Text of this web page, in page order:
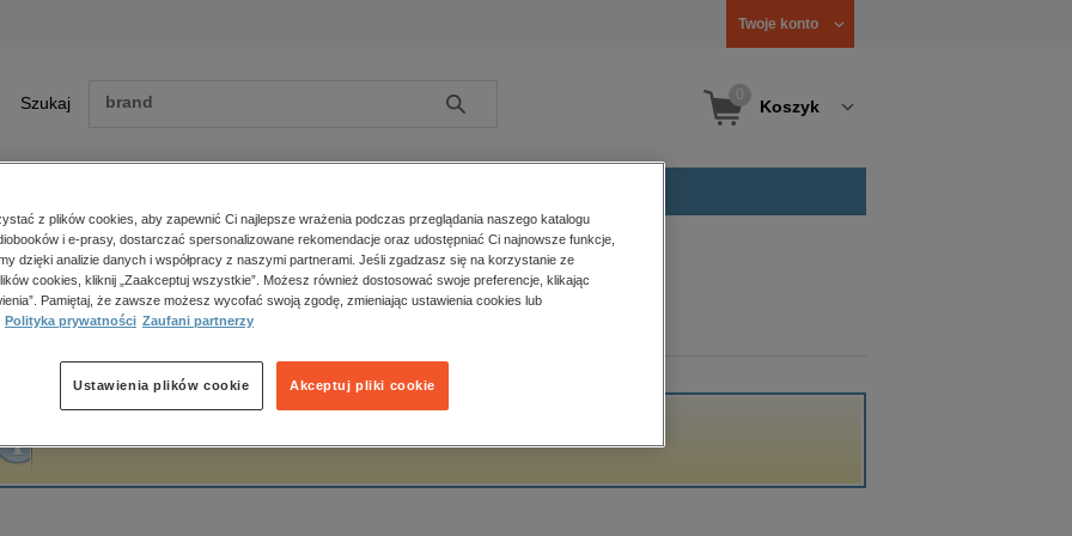
Twoje konto
Szukaj Szukaj Koszyk
Zobacz wszystkie E-prasa
polityka, społeczno-informacyjne
psychologiczne
popularno-naukowe
historia
główna Małgorzata Poniatowska-Jaksch
Poniatowska-Jaksch
z plików cookies, aby zapewnić Ci najlepsze wrażenia podczas przeglądania naszego katalogu
i e-prasy, dostarczać spersonalizowane rekomendacje oraz udostępniać Ci najnowsze funkcje,
dzięki analizie danych i współpracy z naszymi partnerami. Jeśli zgadzasz się na korzystanie ze
cookies, kliknij „Zaakceptuj wszystkie”. Możesz również dostosować swoje preferencje, klikając
Pamiętaj, że zawsze możesz wycofać swoją zgodę, zmieniając ustawienia cookies lub
Polityka prywatności Zaufani partnerzy
Akceptuj pliki cookie
Ustawienia plików cookie